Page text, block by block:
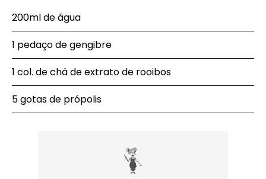
200ml de água
1 pedaço de gengibre
1 col. de chá de extrato de rooibos
5 gotas de própolis